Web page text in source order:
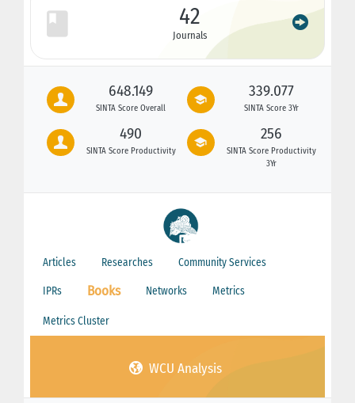
42
Journals
648.149
SINTA Score Overall
339.077
SINTA Score 3Yr
490
SINTA Score Productivity
256
SINTA Score Productivity
3Yr
Articles Researches Community Services
IPRs Books Networks Metrics
Metrics Cluster
WCU Analysis